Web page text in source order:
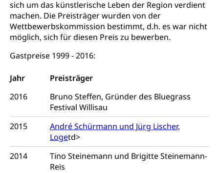
sich um das künstlerische Leben der Region verdient
machen. Die Preisträger wurden von der
Wettbewerbskommission bestimmt, d.h. es war nicht
möglich, sich für diesen Preis zu bewerben.
Gastpreise 1999 - 2016:
Jahr
Preisträger
2016
Bruno Steffen, Gründer des Bluegrass
Festival Willisau
2015
André Schürmann und Jürg Lischer,
Logetd>
2014
Tino Steinemann und Brigitte Steinemann-
Reis
Schulferien
Früherziehung
Schuldienste
Betreuungsangebote
Heilpädagogische Schulen
Freiwilliger Schulsport
Stipendien Hochschule Luzern hslu
swissuniversities (Dachorganisation der Schweizer
Hochschulen)
swissuniversities
Universität Luzern
Vorschule
Kindergarten, Kinderkrippe, Krippe, Kinderhort,
Freiwilliges Kindergarten Jahr
Kinderbetreuung
Freiwilliges Kindergarten Jahr
Frühe Sprachförderung
Kindergarten & Basisstufe
Frühe Förderung
Gesundheit und Soziales
Konsumentenschutz
Konsumentenrechte, Produktsicherheit,
Preisüberwachung, Preisüberwacher,